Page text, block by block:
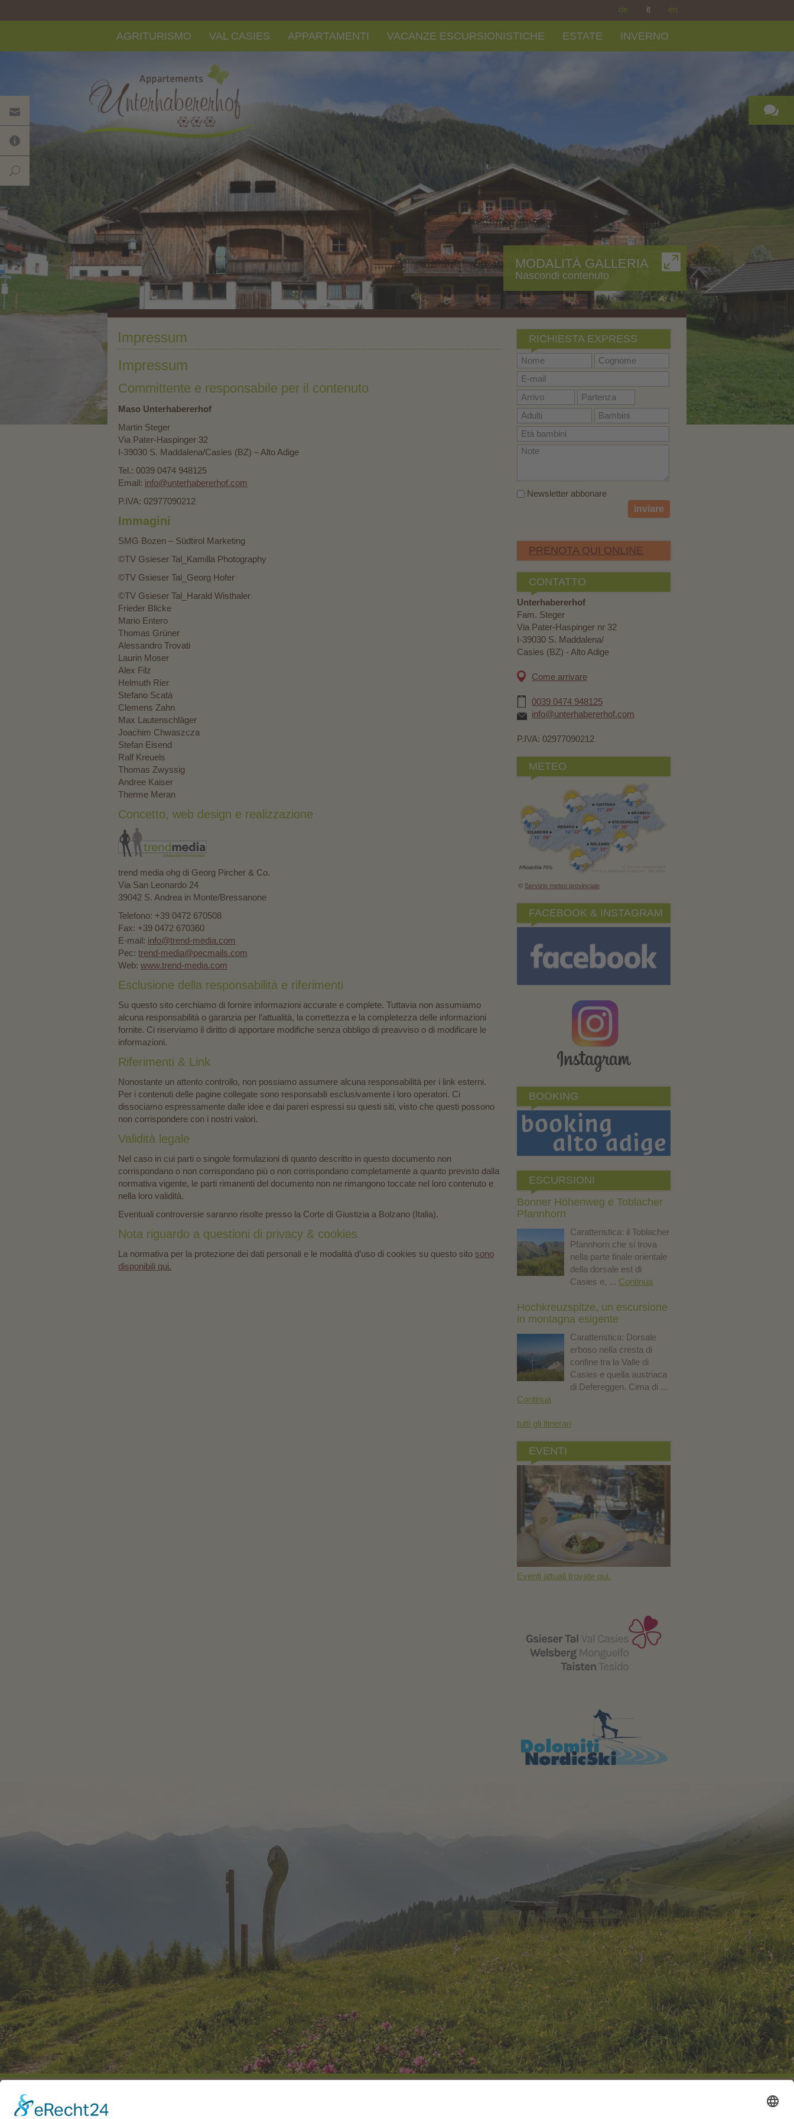
de it en
AGRITURISMO VAL CASIES APPARTAMENTI VACANZE ESCURSIONISTICHE ESTATE INVERNO
MODALITÀ GALLERIA
Nascondi contenuto
Impressum
Impressum
Committente e responsabile per il contenuto
Maso Unterhabererhof
Martin Steger
Via Pater-Haspinger 32
I-39030 S. Maddalena/Casies (BZ) – Alto Adige
Tel.: 0039 0474 948125
Email: info@unterhabererhof.com
P.IVA: 02977090212
Immagini
SMG Bozen – Südtirol Marketing
©TV Gsieser Tal_Kamilla Photography
©TV Gsieser Tal_Georg Hofer
©TV Gsieser Tal_Harald Wisthaler
Frieder Blicke
Mario Entero
Thomas Grüner
Alessandro Trovati
Laurin Moser
Alex Filz
Helmuth Rier
Stefano Scatá
Clemens Zahn
Max Lautenschläger
Joachim Chwaszcza
Stefan Eisend
Ralf Kreuels
Thomas Zwyssig
Andree Kaiser
Therme Meran
Concetto, web design e realizzazione
trend media ohg di Georg Pircher & Co.
Via San Leonardo 24
39042 S. Andrea in Monte/Bressanone
Telefono: +39 0472 670508
Fax: +39 0472 670360
E-mail: info@trend-media.com
Pec: trend-media@pecmails.com
Web: www.trend-media.com
Esclusione della responsabilità e riferimenti
Su questo sito cerchiamo di fornire informazioni accurate e complete. Tuttavia non assumiamo
alcuna responsabilità o garanzia per l’attualità, la correttezza e la completezza delle informazioni
fornite. Ci riserviamo il diritto di apportare modifiche senza obbligo di preavviso o di modificare le
informazioni.
Riferimenti & Link
Nonostante un attento controllo, non possiamo assumere alcuna responsabilità per i link esterni.
Per i contenuti delle pagine collegate sono responsabili esclusivamente i loro operatori. Ci
dissociamo espressamente dalle idee e dai pareri espressi su questi siti, visto che questi possono
non corrispondere con i nostri valori.
Validità legale
Nel caso in cui parti o singole formulazioni di quanto descritto in questo documento non
corrispondano o non corrispondano più o non corrispondano completamente a quanto previsto dalla
normativa vigente, le parti rimanenti del documento non ne rimangono toccate nel loro contenuto e
nella loro validità.
Eventuali controversie saranno risolte presso la Corte di Giustizia a Bolzano (Italia).
Nota riguardo a questioni di privacy & cookies
La normativa per la protezione dei dati personali e le modalità d’uso di cookies su questo sito sono
disponibili qui.
RICHIESTA EXPRESS
Newsletter abbonare
inviare
PRENOTA QUI ONLINE
CONTATTO
Unterhabererhof
Fam. Steger
Via Pater-Haspinger nr 32
I-39030 S. Maddalena/
Casies (BZ) - Alto Adige
Come arrivare
0039 0474 948125
info@unterhabererhof.com
P.IVA: 02977090212
METEO
© Servizio meteo provinciale
FACEBOOK & INSTAGRAM
BOOKING
ESCURSIONI
Bonner Höhenweg e Toblacher
Pfannhorn
Caratteristica: il Toblacher
Pfannhorn che si trova
nella parte finale orientale
della dorsale est di
Casies e, ... Continua
Hochkreuzspitze, un escursione
in montagna esigente
Caratteristica: Dorsale
erboso nella cresta di
confine tra la Valle di
Casies e quella austriaca
di Defereggen. Cima di ...
Continua
tutti gli itinerari
EVENTI
Eventi attuali trovate qui.